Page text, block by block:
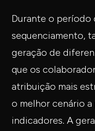
Durante o período
sequenciamento,
geração de
que os
atribuição mais
o melhor cenário
indicadores. A